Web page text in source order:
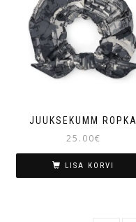
JUUKSEKUMM ROPKA
25.00€
LISA KORVI